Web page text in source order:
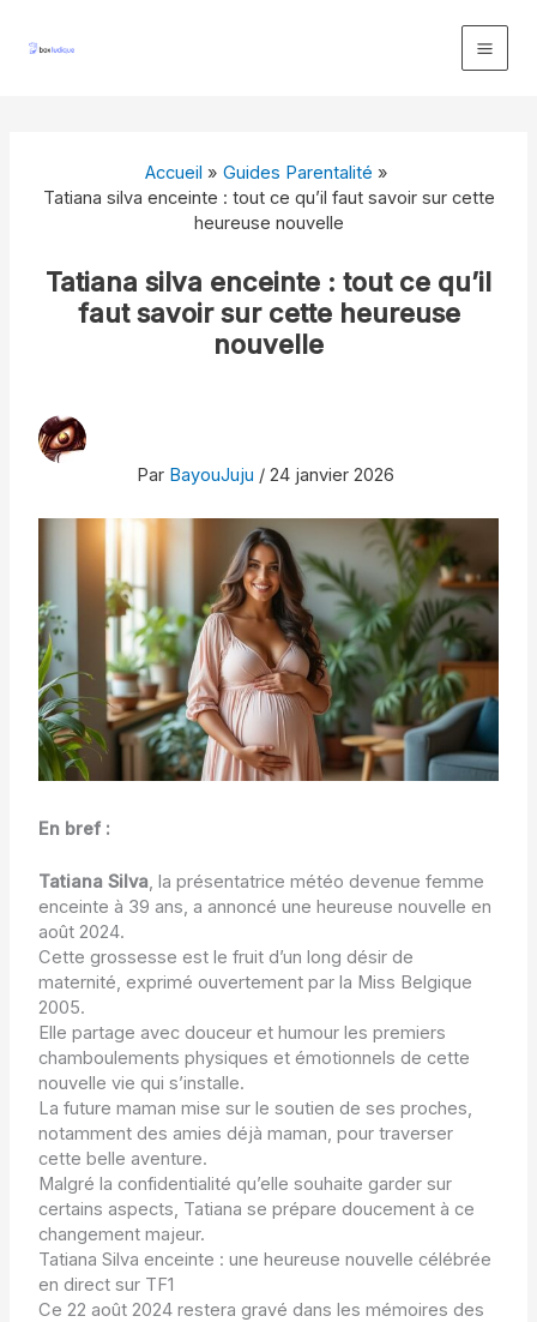
contenu
Accueil
Guides Parentalité
Tatiana silva enceinte : tout ce qu’il faut savoir sur cette
heureuse nouvelle
Tatiana silva enceinte : tout ce qu’il
faut savoir sur cette heureuse
nouvelle
Par BayouJuju / 24 janvier 2026
En bref :
Tatiana Silva, la présentatrice météo devenue femme
enceinte à 39 ans, a annoncé une heureuse nouvelle en
août 2024.
Cette grossesse est le fruit d’un long désir de
maternité, exprimé ouvertement par la Miss Belgique
2005.
Elle partage avec douceur et humour les premiers
chamboulements physiques et émotionnels de cette
nouvelle vie qui s’installe.
La future maman mise sur le soutien de ses proches,
notamment des amies déjà maman, pour traverser
cette belle aventure.
Malgré la confidentialité qu’elle souhaite garder sur
certains aspects, Tatiana se prépare doucement à ce
changement majeur.
Tatiana Silva enceinte : une heureuse nouvelle célébrée
en direct sur TF1
Ce 22 août 2024 restera gravé dans les mémoires des